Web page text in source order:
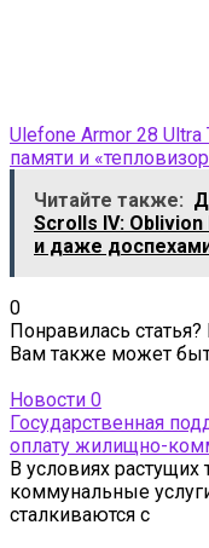
Ulefone Armor 28 Ultra
памяти и
Читайте также:
Scrolls IV:
и даже
0
Понравилась
Вам также может
Новости 0
Государственная
оплату жилищно-
В условиях
коммунальные
сталкиваются с